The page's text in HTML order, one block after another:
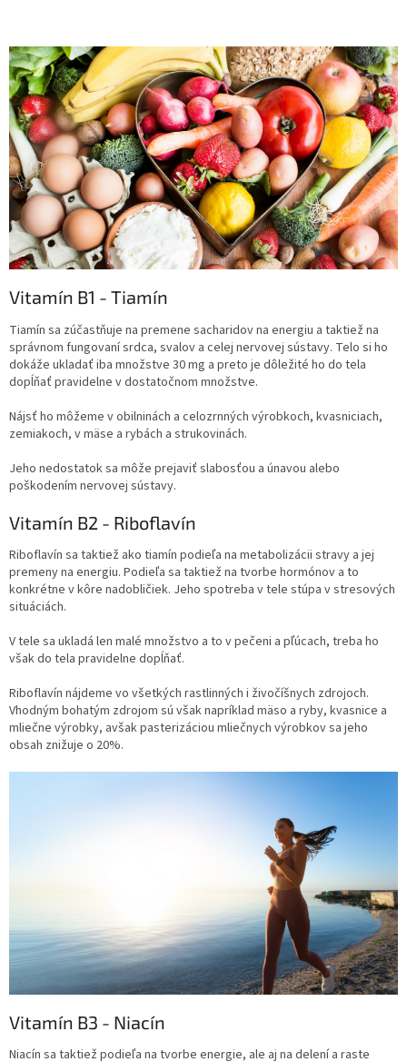
Vitamín B1 - Tiamín
Tiamín sa zúčastňuje na premene sacharidov na energiu a taktiež na
správnom fungovaní srdca, svalov a celej nervovej sústavy. Telo si ho
dokáže ukladať iba množstve 30 mg a preto je dôležité ho do tela
dopĺňať pravidelne v dostatočnom množstve.
Nájsť ho môžeme v obilninách a celozrnných výrobkoch, kvasniciach,
zemiakoch, v mäse a rybách a strukovinách.
Jeho nedostatok sa môže prejaviť slabosťou a únavou alebo
poškodením nervovej sústavy.
Vitamín B2 - Riboflavín
Riboflavín sa taktiež ako tiamín podieľa na metabolizácii stravy a jej
premeny na energiu. Podieľa sa taktiež na tvorbe hormónov a to
konkrétne v kôre nadobličiek. Jeho spotreba v tele stúpa v stresových
situáciách.
V tele sa ukladá len malé množstvo a to v pečeni a pľúcach, treba ho
však do tela pravidelne dopĺňať.
Riboflavín nájdeme vo všetkých rastlinných i živočíšnych zdrojoch.
Vhodným bohatým zdrojom sú však napríklad mäso a ryby, kvasnice a
mliečne výrobky, avšak pasterizáciou mliečnych výrobkov sa jeho
obsah znižuje o 20%.
Vitamín B3 - Niacín
Niacín sa taktiež podieľa na tvorbe energie, ale aj na delení a raste